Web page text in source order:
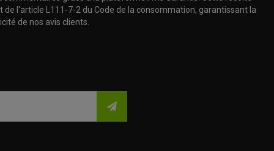
l'article L111-7-2 du Code de la consommation, garantissant la
de nos avis clients.